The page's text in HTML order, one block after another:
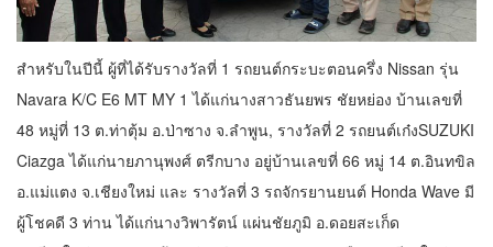
สำหรับในปีนี้ ผู้ที่ได้รับรางวัลที่ 1 รถยนต์กระบะตอนครึ่ง Nissan รุ่น
Navara K/C E6 MT MY 1 ได้แก่นางสาวธันยพร ชัยหย่อง บ้านเลขที่
48 หมู่ที่ 13 ต.ท่าตุ้ม อ.ป่าซาง จ.ลำพูน, รางวัลที่ 2 รถยนต์เก๋งSUZUKI
Ciazga ได้แก่นายภานุพงศ์ ตรีกบาง อยู่บ้านเลขที่ 66 หมู่ 14 ต.อินทขิล
อ.แม่แตง จ.เชียงใหม่ และ รางวัลที่ 3 รถจักรยานยนต์ Honda Wave มี
ผู้โชคดี 3 ท่าน ได้แก่นางวิพารัตน์ แผ่นชัยภูมิ อ.ดอยสะเก็ด